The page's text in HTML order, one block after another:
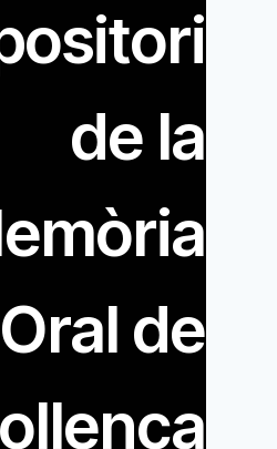
de la
Oral de